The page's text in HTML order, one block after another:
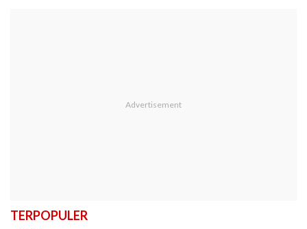
TERPOPULER